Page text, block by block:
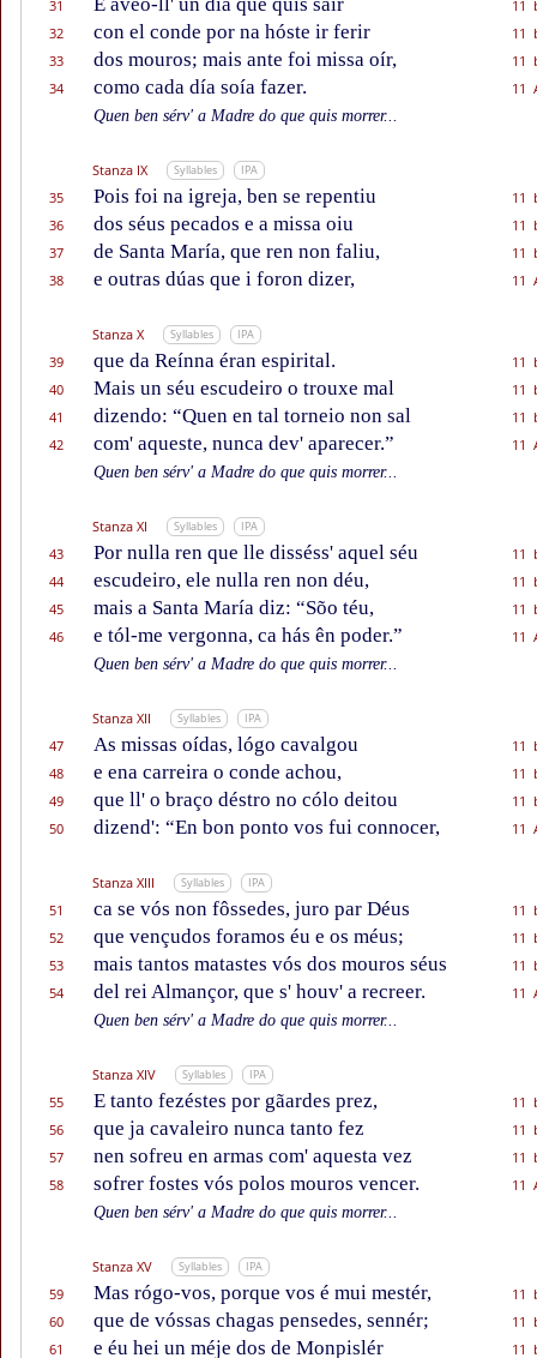
31
11
32
con el conde por na hóste ir ferir
11
33
dos mouros; mais ante foi missa oír,
11
34
como cada día soía fazer.
11
Quen ben sérv' a Madre do que quis morrer...
Stanza IX Syllables IPA
35 Pois foi na igreja, ben se repentiu
11
36
dos séus pecados e a missa oiu
11
37
de Santa María, que ren non faliu,
11
38
e outras dúas que i foron dizer, 11
Stanza X Syllables IPA
39 que da Reínna éran espirital.
11
40
Mais un séu escudeiro o trouxe mal
11
41
dizendo: “Quen en tal torneio non sal
11
42
com' aqueste, nunca dev' aparecer.”
11
Quen ben sérv' a Madre do que quis morrer...
Stanza XI Syllables IPA
43 Por nulla ren que lle disséss' aquel séu
11
44
escudeiro, ele nulla ren non déu,
11
45
mais a Santa María diz: “Sõo téu,
11
46
e tól-me vergonna, ca hás ên poder.”
11
Quen ben sérv' a Madre do que quis morrer...
Stanza XII Syllables IPA
47 As missas oídas, lógo cavalgou
11
48
e ena carreira o conde achou,
11
49
que ll' o braço déstro no cólo deitou
11
50
dizend': “En bon ponto vos fui connocer, 11
Stanza XIII Syllables IPA
51 ca se vós non fôssedes, juro par Déus
11
52
que vençudos foramos éu e os méus;
11
53
mais tantos matastes vós dos mouros séus
11
54
del rei Almançor, que s' houv' a recreer.
11
Quen ben sérv' a Madre do que quis morrer...
Stanza XIV Syllables IPA
55 E tanto fezéstes por gãardes prez,
11
56
que ja cavaleiro nunca tanto fez
11
57
nen sofreu en armas com' aquesta vez
11
58
sofrer fostes vós polos mouros vencer.
11
Quen ben sérv' a Madre do que quis morrer...
Stanza XV Syllables IPA
59 Mas rógo-vos, porque vos é mui mestér,
11
60
que de vóssas chagas pensedes, sennér;
11
61
e éu hei un méje dos de Monpislér 11